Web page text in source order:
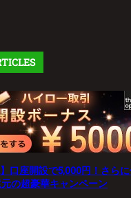
口座開設で5,000円！さら
の超豪華キャンペーン